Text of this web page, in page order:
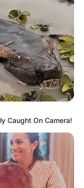
Caught On Camera!